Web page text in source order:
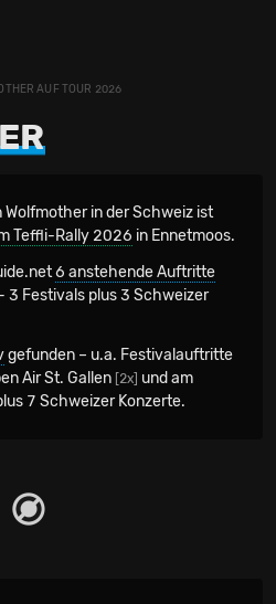
AUF TOUR 2026
in der Schweiz ist
Teffli-Rally 2026 in Ennetmoos.
6 anstehende Auftritte
3 Festivals plus 3 Schweizer
gefunden – u.a. Festivalauftritte
Air St. Gallen [2x] und am
7 Schweizer Konzerte.